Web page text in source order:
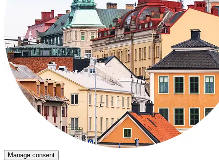
Manage consent